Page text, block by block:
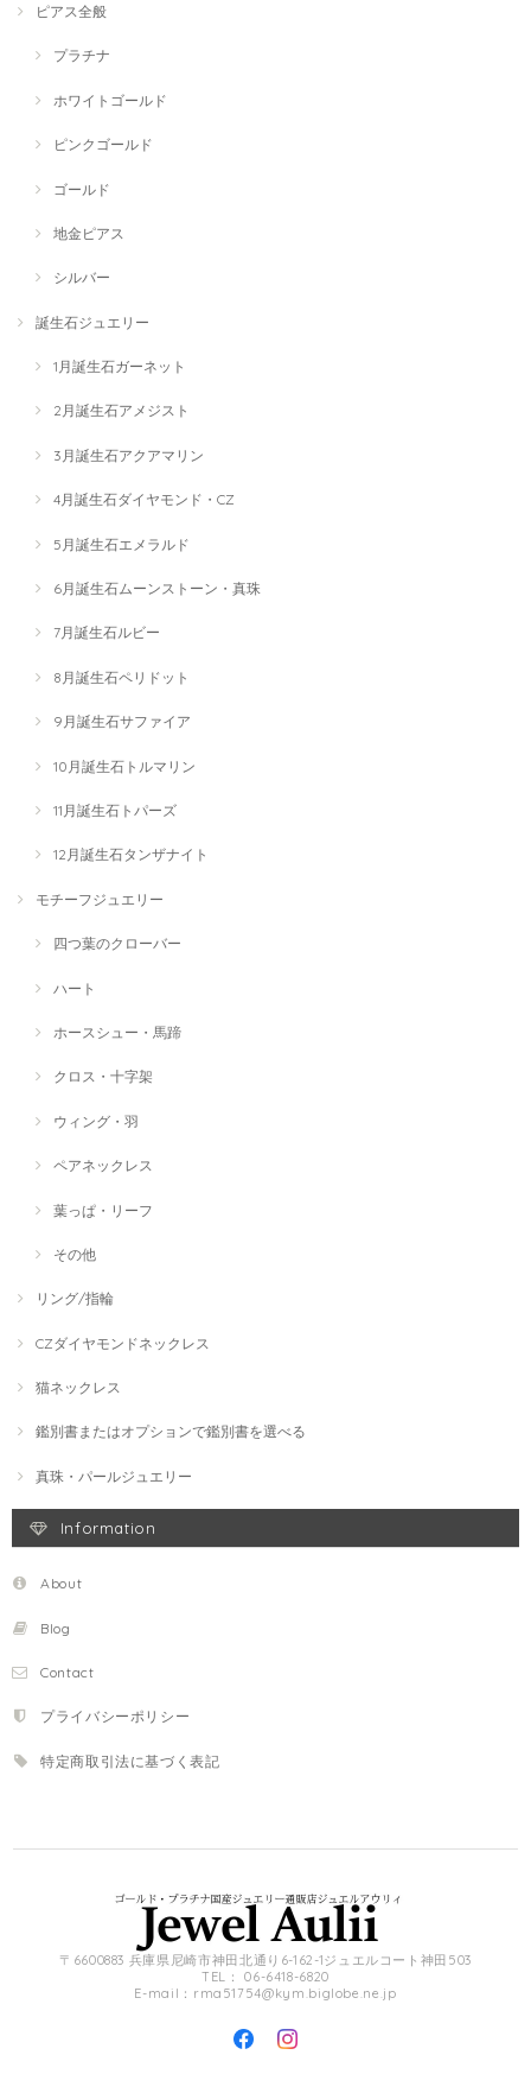
ピアス全般
プラチナ
ホワイトゴールド
ピンクゴールド
ゴールド
地金ピアス
シルバー
誕生石ジュエリー
1月誕生石ガーネット
2月誕生石アメジスト
3月誕生石アクアマリン
4月誕生石ダイヤモンド・CZ
5月誕生石エメラルド
6月誕生石ムーンストーン・真珠
7月誕生石ルビー
8月誕生石ペリドット
9月誕生石サファイア
10月誕生石トルマリン
11月誕生石トパーズ
12月誕生石タンザナイト
モチーフジュエリー
四つ葉のクローバー
ハート
ホースシュー・馬蹄
クロス・十字架
ウィング・羽
ペアネックレス
葉っぱ・リーフ
その他
リング/指輪
CZダイヤモンドネックレス
猫ネックレス
鑑別書またはオプションで鑑別書を選べる
真珠・パールジュエリー
Information
About
Blog
Contact
プライバシーポリシー
特定商取引法に基づく表記
〒6600883 兵庫県尼崎市神田北通り6-162-1ジュエルコート神田503
TEL： 06-6418-6820
E-mail： rma51754@kym.biglobe.ne.jp